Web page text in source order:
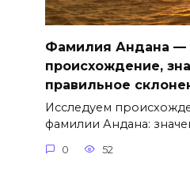
Фамилия Андана —
происхождение,
правильное
Исследуем
фамилии Андана:
0 52